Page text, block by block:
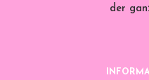
der